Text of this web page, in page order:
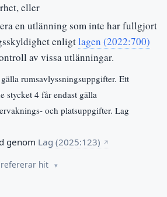
eller
en utlänning som inte har fullgjort
enligtlagen (2022:700)
av vissa utlänningar.
rumsavlyssningsuppgifter. Ett
stycket 4 får endast gälla
och platsuppgifter. Lag
genom Lag (2025:123) ↗
hit